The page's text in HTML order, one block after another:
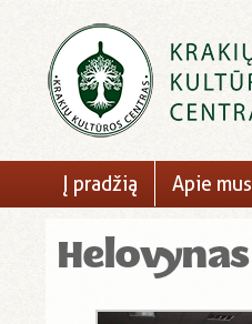
Į pradžią Apie mus
Helovynas